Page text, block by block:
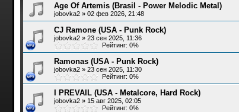
Age Of Artemis (Brasil - Power Melodic Metal)
jobovka2» 02 фев 2026, 21:48
CJ Ramone (USA - Punk Rock)
jobovka2» 23 сен 2025, 11:36
Рейтинг: 0%
Ramonas (USA - Punk Rock)
jobovka2» 23 сен 2025, 11:30
Рейтинг: 0%
I PREVAIL (USA - Metalcore, Hard Rock)
jobovka2» 15 авг 2025, 02:05
Рейтинг: 0%